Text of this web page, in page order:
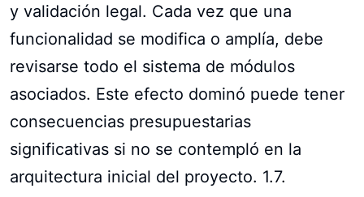
y validación legal. Cada vez que una
funcionalidad se modifica o amplía, debe
revisarse todo el sistema de módulos
asociados. Este efecto dominó puede tener
consecuencias presupuestarias
significativas si no se contempló en la
arquitectura inicial del proyecto. 1.7.